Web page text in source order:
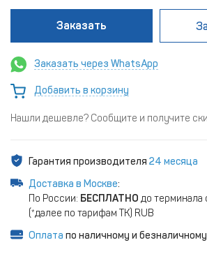
Заказать
Заказать через WhatsApp
Добавить в корзину
Нашли дешевле? Сообщите и получите
Гарантия производителя 24 месяца
Доставка в Москве:
По России: БЕСПЛАТНО до терминала
(*далее по тарифам ТК) RUB
Оплата по наличному и